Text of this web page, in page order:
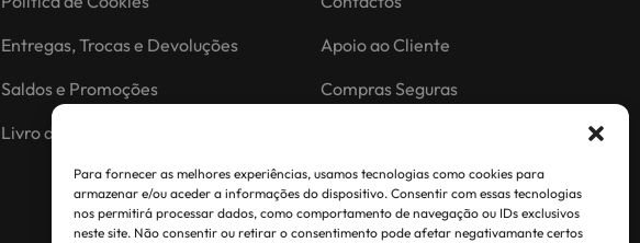
Para fornecer as melhores experiências, usamos tecnologias como cookies para
armazenar e/ou aceder a informações do dispositivo. Consentir com essas tecnologias
nos permitirá processar dados, como comportamento de navegação ou IDs exclusivos
neste site. Não consentir ou retirar o consentimento pode afetar negativamante certos
Entregas, Trocas e Devoluções
Saldos e Promoções
Livro de reclamações.
Apoio ao Cliente
Compras Seguras